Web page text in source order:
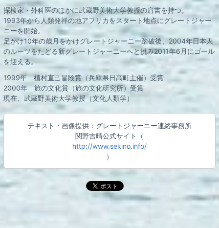
探検家・外科医のほかに武蔵野美術大学教授の肩書を持つ。
1993年から人類発祥の地アフリカをスタート地点にグレートジャー
ニーを開始。
足かけ10年の歳月をかけグレートジャーニー踏破後、2004年日本人
のルーツをたどる新グレートジャーニーへと挑み2011年6月にゴール
を迎える。
1999年 植村直己冒険賞（兵庫県日高町主催）受賞
2000年 旅の文化賞（旅の文化研究所）受賞
現在、武蔵野美術大学教授（文化人類学）
テキスト・画像提供：グレートジャーニー連絡事務所
関野吉晴公式サイト（
http://www.sekino.info/
）